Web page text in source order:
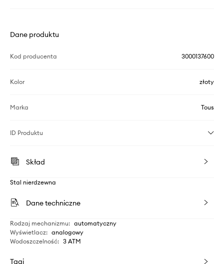
Dane produktu
Kod producenta 3000137600
Kolor złoty
Marka Tous
ID Produktu
Skład
Stal nierdzewna
Dane techniczne
Rodzaj mechanizmu: automatyczny
Wyświetlacz: analogowy
Wodoszczelność: 3 ATM
Tagi